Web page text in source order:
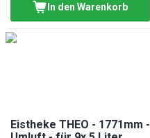
In den Warenkorb
Eistheke THEO - 1771mm -